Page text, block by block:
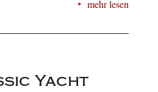
mehr lesen
Yacht